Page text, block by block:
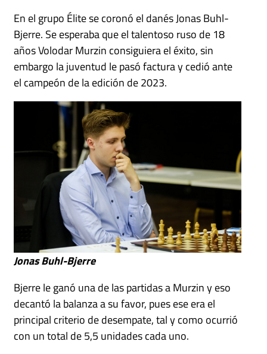
En el grupo Élite se coronó el danés Jonas Buhl-
Bjerre. Se esperaba que el talentoso ruso de 18
años Volodar Murzin consiguiera el éxito, sin
embargo la juventud le pasó factura y cedió ante
el campeón de la edición de 2023.
Jonas Buhl-Bjerre
Bjerre le ganó una de las partidas a Murzin y eso
decantó la balanza a su favor, pues ese era el
principal criterio de desempate, tal y como ocurrió
con un total de 5,5 unidades cada uno.